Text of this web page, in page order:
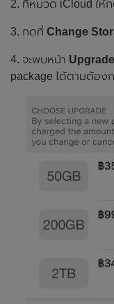
2. ที่หมวด iCloud ให้
3. กดที่ Change
4. จะพบหน้า
package ได้ตามต้อง